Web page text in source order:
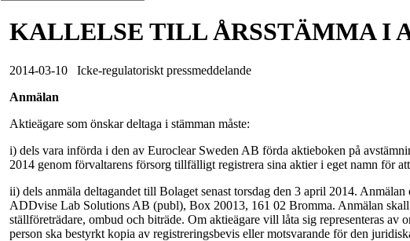
KALLELSE TILL ÅRSSTÄMMA I
2014-03-10
Icke-regulatoriskt pressmeddelande
Anmälan
Aktieägare som önskar deltaga i stämman måste:
i) dels vara införda i den av Euroclear Sweden AB förda aktieboken på
2014 genom förvaltarens försorg tillfälligt registrera sina aktier i eget namn för
ii) dels anmäla deltagandet till Bolaget senast torsdag den 3 april 2014.
ADDvise Lab Solutions AB (publ), Box 20013, 161 02 Bromma. Anmälan
ställföreträdare, ombud och biträde. Om aktieägare vill låta sig representeras
person ska bestyrkt kopia av registreringsbevis eller motsvarande för den